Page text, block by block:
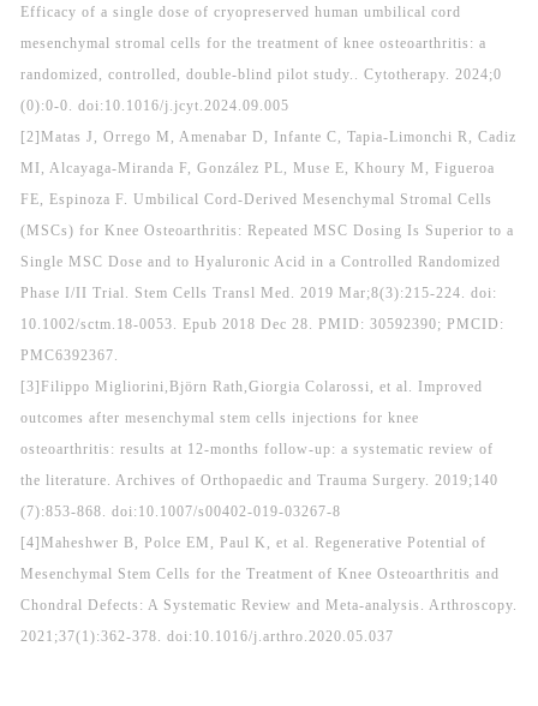
Efficacy of a single dose of cryopreserved human umbilical cord
mesenchymal stromal cells for the treatment of knee osteoarthritis: a
randomized, controlled, double-blind pilot study.. Cytotherapy. 2024;0
(0):0-0. doi:10.1016/j.jcyt.2024.09.005
[2]Matas J, Orrego M, Amenabar D, Infante C, Tapia-Limonchi R, Cadiz
MI, Alcayaga-Miranda F, González PL, Muse E, Khoury M, Figueroa
FE, Espinoza F. Umbilical Cord-Derived Mesenchymal Stromal Cells
(MSCs) for Knee Osteoarthritis: Repeated MSC Dosing Is Superior to a
Single MSC Dose and to Hyaluronic Acid in a Controlled Randomized
Phase I/II Trial. Stem Cells Transl Med. 2019 Mar;8(3):215-224. doi:
10.1002/sctm.18-0053. Epub 2018 Dec 28. PMID: 30592390; PMCID:
PMC6392367.
[3]Filippo Migliorini,Björn Rath,Giorgia Colarossi, et al. Improved
outcomes after mesenchymal stem cells injections for knee
osteoarthritis: results at 12-months follow-up: a systematic review of
the literature. Archives of Orthopaedic and Trauma Surgery. 2019;140
(7):853-868. doi:10.1007/s00402-019-03267-8
[4]Maheshwer B, Polce EM, Paul K, et al. Regenerative Potential of
Mesenchymal Stem Cells for the Treatment of Knee Osteoarthritis and
Chondral Defects: A Systematic Review and Meta-analysis. Arthroscopy.
2021;37(1):362-378. doi:10.1016/j.arthro.2020.05.037